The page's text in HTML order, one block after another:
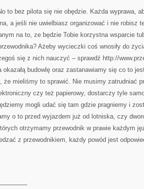
to bez pilota się nie obędzie. Każda wyprawa,
a jeśli nie uwielbiasz organizować i nie robisz
na to, ze będzie Tobie korzystna wsparcie
Ażeby wycieczki coś wnosiły do
się z nich nauczyć – sprawdź http://
okazałą budowlę oraz zastanawiamy się co to
że mieliśmy to sprawić. Nie musimy zatrudniać
czy też papierowy, dostarczy tyle
mogli udać się tam gdzie pragniemy i
o to przed wyjazdem już od lotniska, czy
otrzymamy przewodnik w prawie każdym
z przewodnikiem, każdy powód jest